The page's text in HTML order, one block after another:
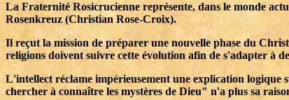
La Fraternité Rosicrucienne représente, dans le monde
Rosenkreuz (Christian Rose-Croix).
Il reçut la mission de préparer une nouvelle phase du
religions doivent suivre cette évolution afin de s'adapter à
L'intellect réclame impérieusement une explication logique
chercher à connaître les mystères de Dieu" n'a plus sa